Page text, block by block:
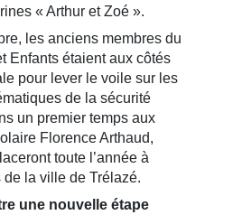
« Arthur et Zoé ».
les anciens membres du
Enfants étaient aux côtés
pour lever le voile sur les
de la sécurité
un premier temps aux
Florence Arthaud,
toute l’année à
la ville de Trélazé.
une nouvelle étape